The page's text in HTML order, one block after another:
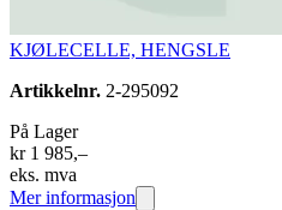
KJØLECELLE, HENGSLE
Artikkelnr. 2-295092
På Lager
kr 1 985,–
eks. mva
Mer informasjon